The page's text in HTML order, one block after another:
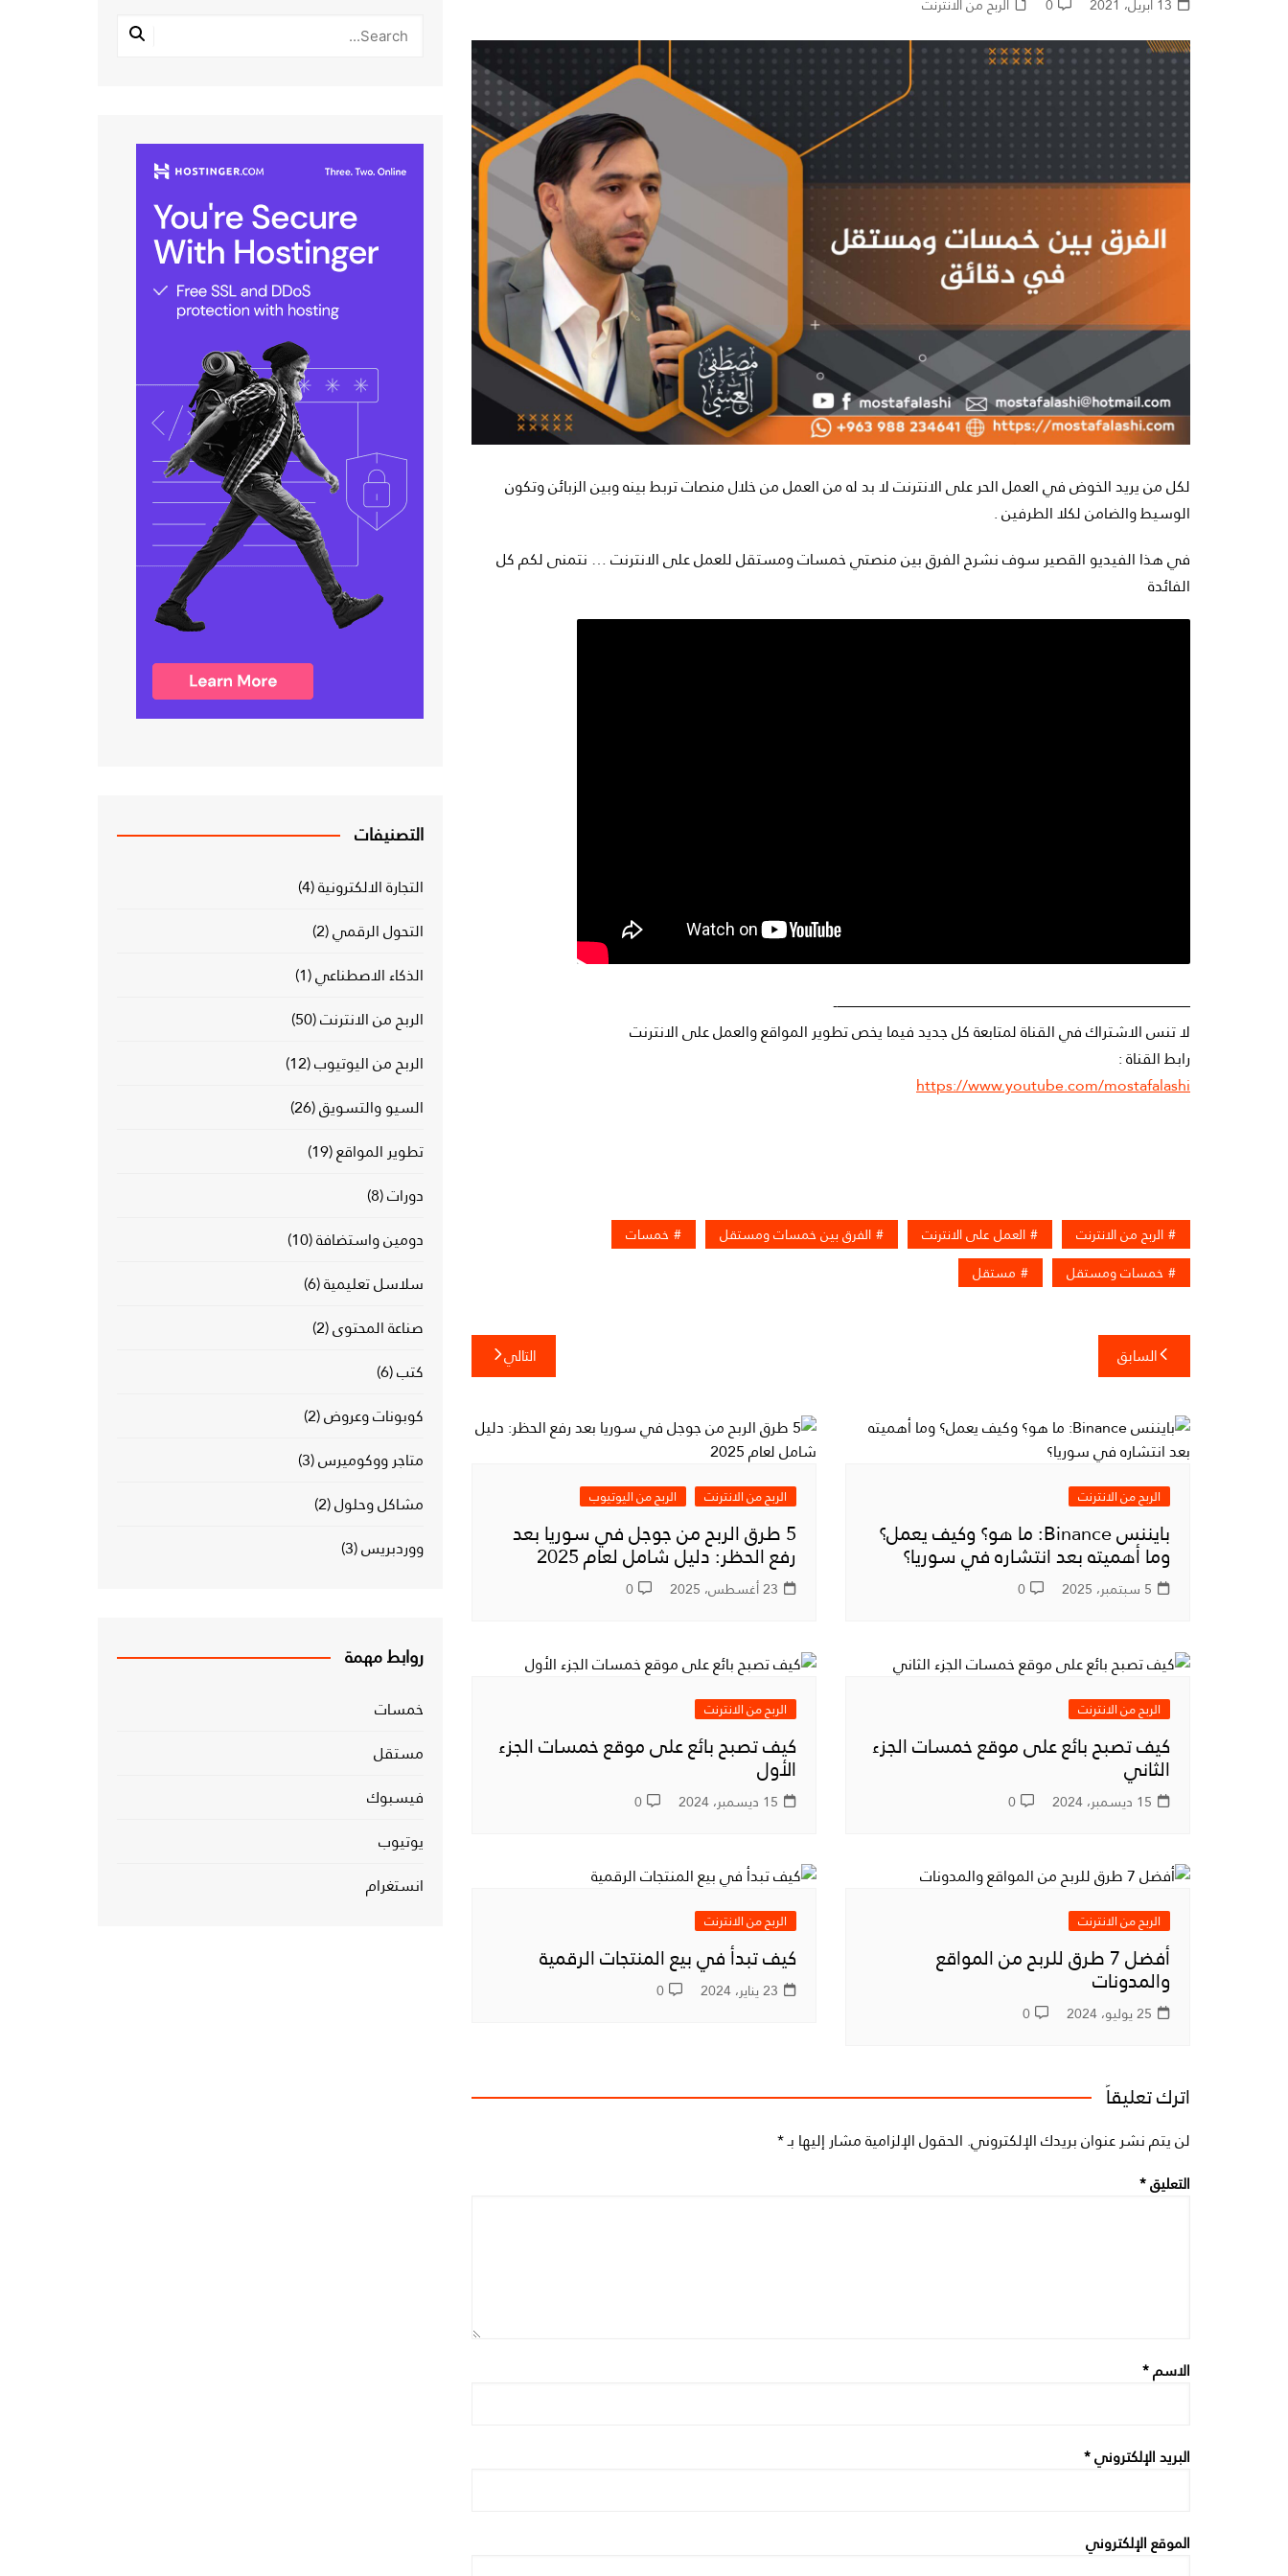
مواقع متنوعة
لكل من يريد الخوض في العمل الحر على الانترنت لا بد له من العمل من خلال منصات تربط بينه وبين الزبائن وتكون
الوسيط والضامن لكلا الطرفين .
في هذا الفيديو القصير سوف نشرح الفرق بين منصتي خمسات ومستقل للعمل على الانترنت … نتمنى لكم كل
الفائدة
———————————————————————-
لا تنس الاشتراك في القناة لمتابعة كل جديد فيما يخص تطوير المواقع والعمل على الانترنت
رابط القناة :
https://www.youtube.com/mostafalashi
الربح من الانترنت العمل على الانترنت الفرق بين خمسات ومستقل
خمسات
خمسات ومستقل
مستقل
تصفّح
المقالات
السابق التالي
الربح من الانترنت
بايننس Binance: ما هو؟ وكيف يعمل؟
وما أهميته بعد انتشاره في سوريا؟
5 سبتمبر، 2025 0
الربح من الانترنت الربح من اليوتيوب
5 طرق الربح من جوجل في سوريا بعد
رفع الحظر: دليل شامل لعام 2025
23 أغسطس، 2025 0
الربح من الانترنت
كيف تصبح بائع على موقع خمسات الجزء
الثاني
15 ديسمبر، 2024 0
الربح من الانترنت
كيف تصبح بائع على موقع خمسات الجزء
الأول
15 ديسمبر، 2024 0
الربح من الانترنت
أفضل 7 طرق للربح من المواقع
والمدونات
25 يوليو، 2024 0
الربح من الانترنت
كيف تبدأ في بيع المنتجات الرقمية
23 يناير، 2024 0
اترك تعليقاً
لن يتم نشر عنوان بريدك الإلكتروني. الحقول الإلزامية مشار إليها بـ*
التعليق*
الاسم*
البريد الإلكتروني*
الموقع الإلكتروني
التصنيفات
التجارة الالكترونية(4)
التحول الرقمي(2)
الذكاء الاصطناعي(1)
الربح من الانترنت(50)
الربح من اليوتيوب(12)
السيو والتسويق(26)
تطوير المواقع(19)
دورات(8)
دومين واستضافة(10)
سلاسل تعليمية(6)
صناعة المحتوى(2)
كتب(6)
كوبونات وعروض(2)
متاجر ووكوميرس(3)
مشاكل وحلول(2)
ووردبريس(3)
روابط مهمة
خمسات
مستقل
فيسبوك
يوتيوب
انستغرام